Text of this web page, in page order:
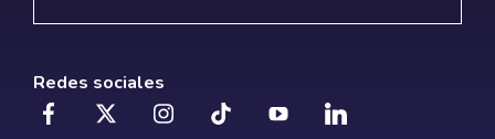
Redes sociales